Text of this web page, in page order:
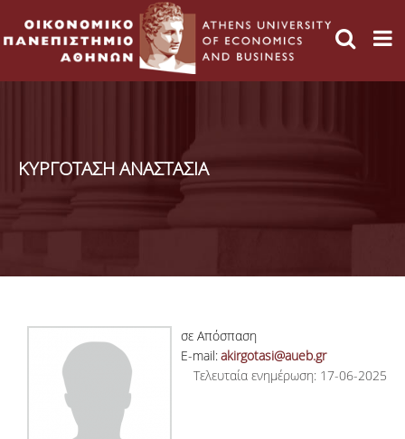
ΚΥΡΓΟΤΑΣΗ ΑΝΑΣΤΑΣΙΑ
σε Απόσπαση
E-mail:akirgotasi@aueb.gr
Τελευταία ενημέρωση: 17-06-2025